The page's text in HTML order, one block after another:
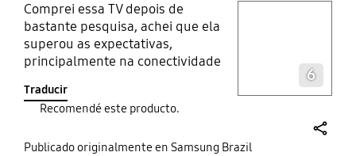
Comprei essa TV depois de
bastante pesquisa, achei que ela
superou as expectativas,
principalmente na conectividade
trava, e trabalha com bastante
fluidez
Traducir
6
Recomendé este producto.
Publicado originalmente en Samsung Brazil